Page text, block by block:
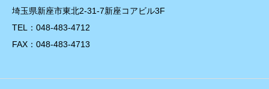
埼玉県新座市東北2-31-7新座コアビル3F
TEL：048-483-4712
FAX：048-483-4713